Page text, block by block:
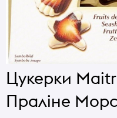
Цукерки
Праліне